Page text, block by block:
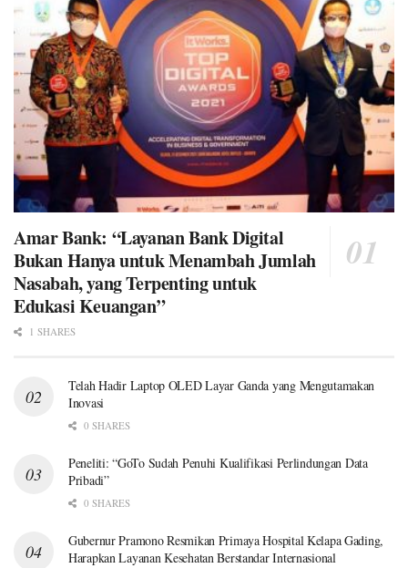
Amar Bank: “Layanan Bank Digital
Bukan Hanya untuk Menambah Jumlah
Nasabah, yang Terpenting untuk
Edukasi Keuangan”
1 SHARES
Telah Hadir Laptop OLED Layar Ganda yang Mengutamakan
Inovasi
0 SHARES
Peneliti: “GoTo Sudah Penuhi Kualifikasi Perlindungan Data
Pribadi”
0 SHARES
Gubernur Pramono Resmikan Primaya Hospital Kelapa Gading,
Harapkan Layanan Kesehatan Berstandar Internasional